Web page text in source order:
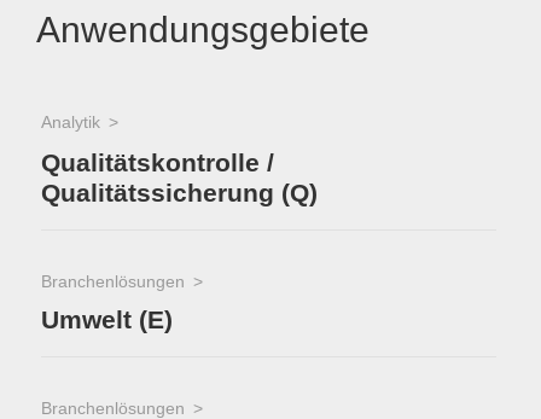
Anwendungsgebiete
Analytik
Qualitätskontrolle /
Qualitätssicherung (Q)
Branchenlösungen
Umwelt (E)
Branchenlösungen